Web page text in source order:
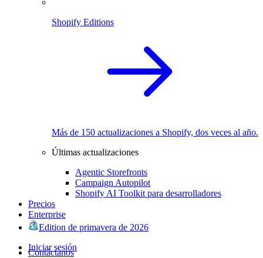
Shopify Editions
Más de 150 actualizaciones a Shopify, dos veces al año.
Últimas actualizaciones
Agentic Storefronts
Campaign Autopilot
Shopify AI Toolkit para desarrolladores
Precios
Enterprise
Edition de primavera de 2026
Iniciar sesión
Contáctanos